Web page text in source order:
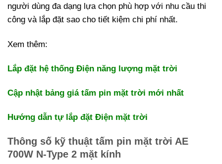
người dùng đa dạng lựa chọn phù hợp với nhu cầu thi
công và lắp đặt sao cho tiết kiệm chi phí nhất.
Xem thêm:
Lắp đặt hệ thống Điện năng lượng mặt trời
Cập nhật bảng giá tấm pin mặt trời mới nhất
Hướng dẫn tự lắp đặt Điện mặt trời
Thông số kỹ thuật tấm pin mặt trời AE
700W N-Type 2 mặt kính